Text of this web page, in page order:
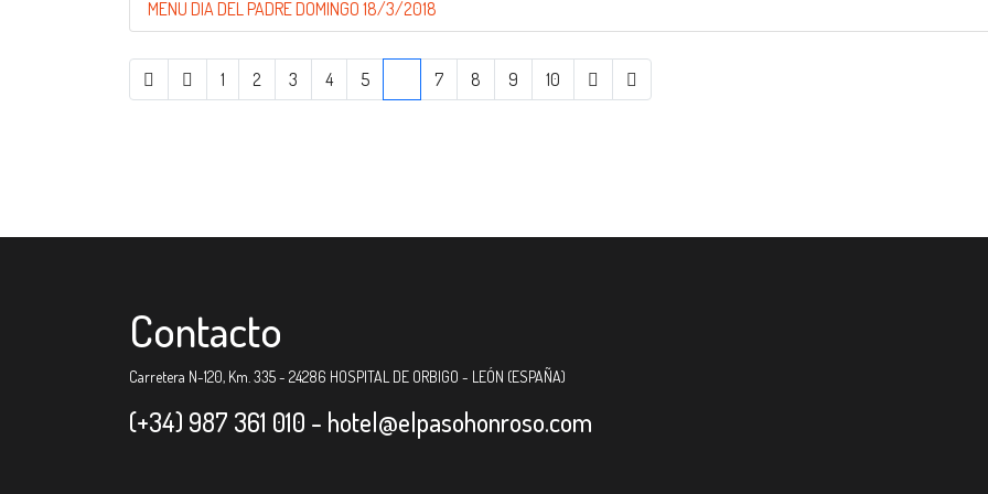
MENU DIA DEL PADRE DOMINGO 18/3/2018
1 2 3 4 5 7 8 9 10
Contacto
Carretera N-120, Km. 335 - 24286 HOSPITAL DE ORBIGO - LEÓN (ESPAÑA)
(+34) 987 361 010 - hotel@elpasohonroso.com